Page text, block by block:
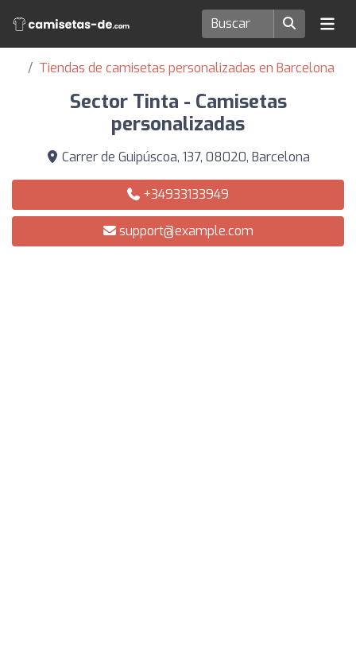
Tiendas de camisetas personalizadas en Barcelona
Sector Tinta - Camisetas
personalizadas
Carrer de Guipúscoa, 137, 08020, Barcelona
+34933133949
support@example.com